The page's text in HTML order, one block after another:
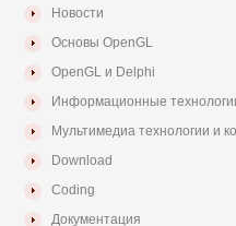
Новости
Основы OpenGL
OpenGL и Delphi
Информационные
Мультимедиа технологии и
Download
Coding
Документация